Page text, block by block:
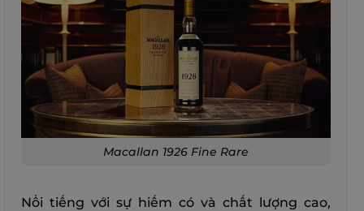
Macallan 1926 Fine Rare
Nổi tiếng với sự hiếm có và chất lượng cao,